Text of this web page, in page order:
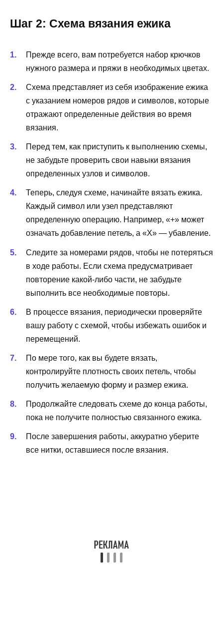
Шаг 2: Схема вязания ежика
Прежде всего, вам потребуется набор крючков
нужного размера и пряжи в необходимых цветах.
Схема представляет из себя изображение ежика
с указанием номеров рядов и символов, которые
отражают определенные действия во время
вязания.
Перед тем, как приступить к выполнению схемы,
не забудьте проверить свои навыки вязания
определенных узлов и символов.
Теперь, следуя схеме, начинайте вязать ежика.
Каждый символ или узел представляют
определенную операцию. Например, «+» может
означать добавление петель, а «X» — убавление.
Следите за номерами рядов, чтобы не потеряться
в ходе работы. Если схема предусматривает
повторение какой-либо части, не забудьте
выполнить все необходимые повторы.
В процессе вязания, периодически проверяйте
вашу работу с схемой, чтобы избежать ошибок и
перемещений.
По мере того, как вы будете вязать,
контролируйте плотность своих петель, чтобы
получить желаемую форму и размер ежика.
Продолжайте следовать схеме до конца работы,
пока не получите полностью связанного ежика.
После завершения работы, аккуратно уберите
все нитки, оставшиеся после вязания.